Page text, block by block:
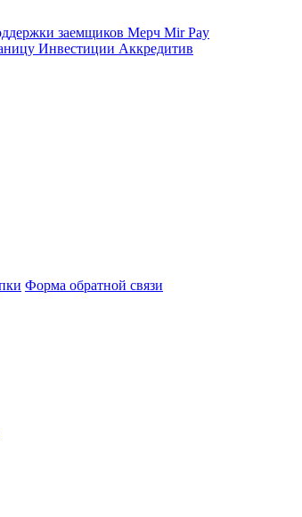
заемщиков Мерч Mir Pay
Инвестиции Аккредитив
Форма обратной связи